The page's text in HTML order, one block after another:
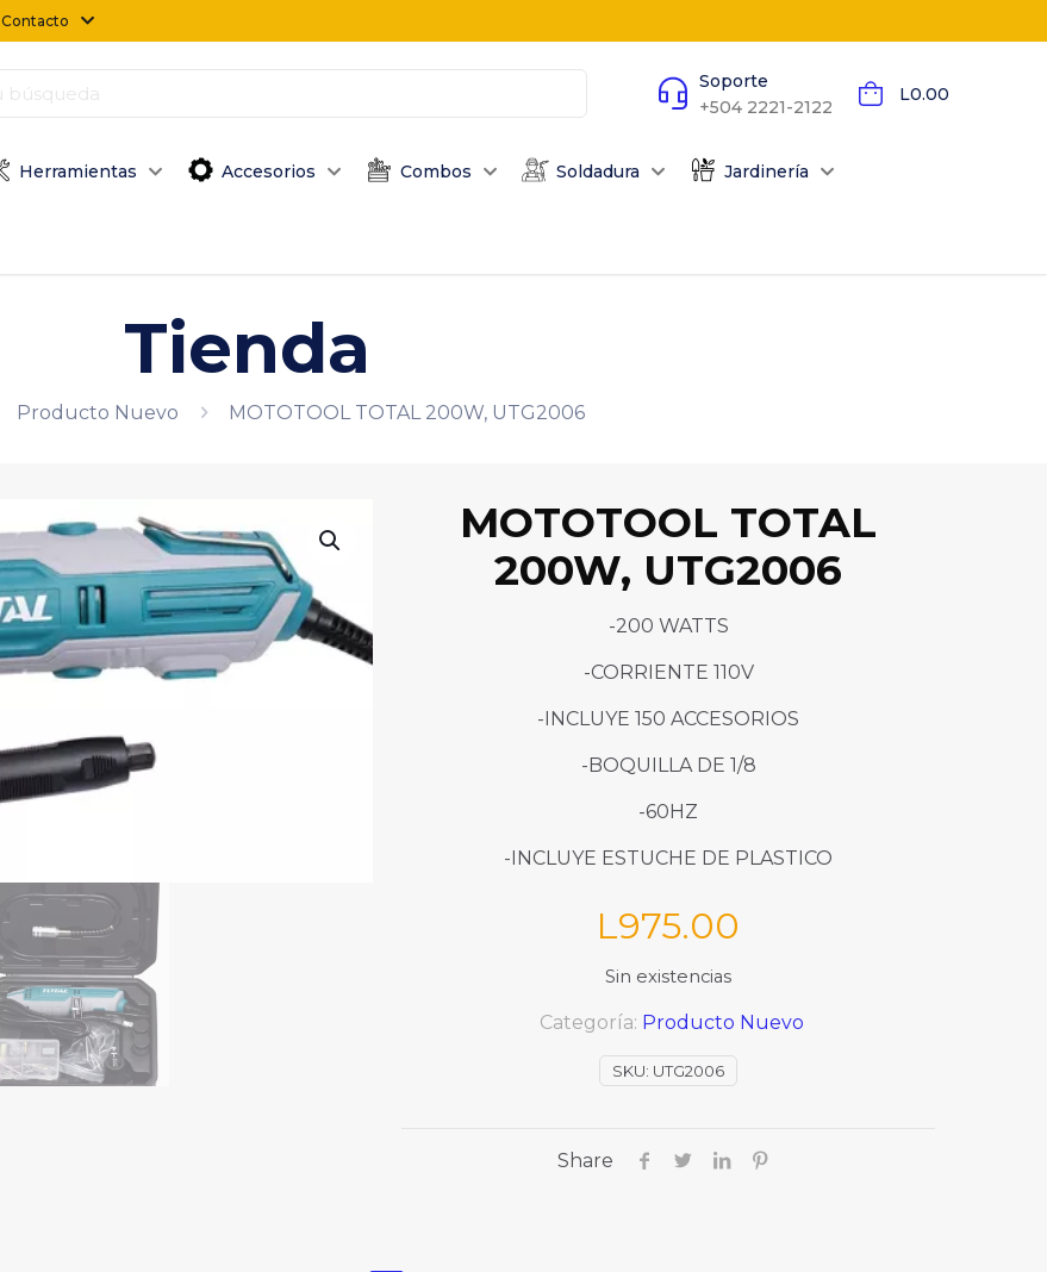
Contacto
Soporte
+504 2221-2122
L0.00
Herramientas Accesorios Combos Soldadura Jardinería
Tienda
Producto Nuevo MOTOTOOL TOTAL 200W, UTG2006
MOTOTOOL TOTAL
200W, UTG2006
-200 WATTS
-CORRIENTE 110V
-INCLUYE 150 ACCESORIOS
-BOQUILLA DE 1/8
-60HZ
-INCLUYE ESTUCHE DE PLASTICO
L975.00
Sin existencias
SKU: UTG2006
Categoría: Producto Nuevo
Share